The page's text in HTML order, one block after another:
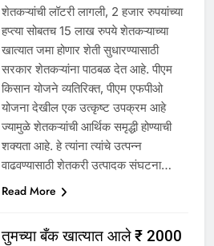
शेतकऱ्यांची लॉटरी लागली, 2 हजार रुपयांच्या
हप्त्या सोबतच 15 लाख रुपये शेतकऱ्याच्या
खात्यात जमा होणार शेती सुधारण्यासाठी
सरकार शेतकऱ्यांना पाठबळ देत आहे. पीएम
किसान योजने व्यतिरिक्त, पीएम एफपीओ
योजना देखील एक उत्कृष्ट उपक्रम आहे
ज्यामुळे शेतकऱ्यांची आर्थिक समृद्धी होण्याची
शक्यता आहे. हे त्यांना त्यांचे उत्पन्न
वाढवण्यासाठी शेतकरी उत्पादक संघटना…
Read More
तुमच्या बँक खात्यात आले ₹ 2000